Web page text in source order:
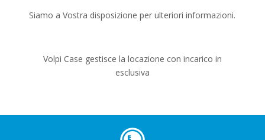
Siamo a Vostra disposizione per ulteriori informazioni.
Volpi Case gestisce la locazione con incarico in
esclusiva